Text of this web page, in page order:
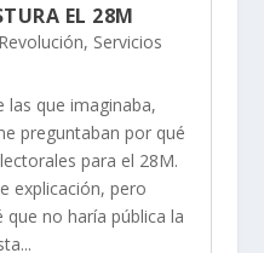
EL 28M
Revolución, Servicios
las que imaginaba,
preguntaban por qué
para el 28M.
explicación, pero
no haría pública la